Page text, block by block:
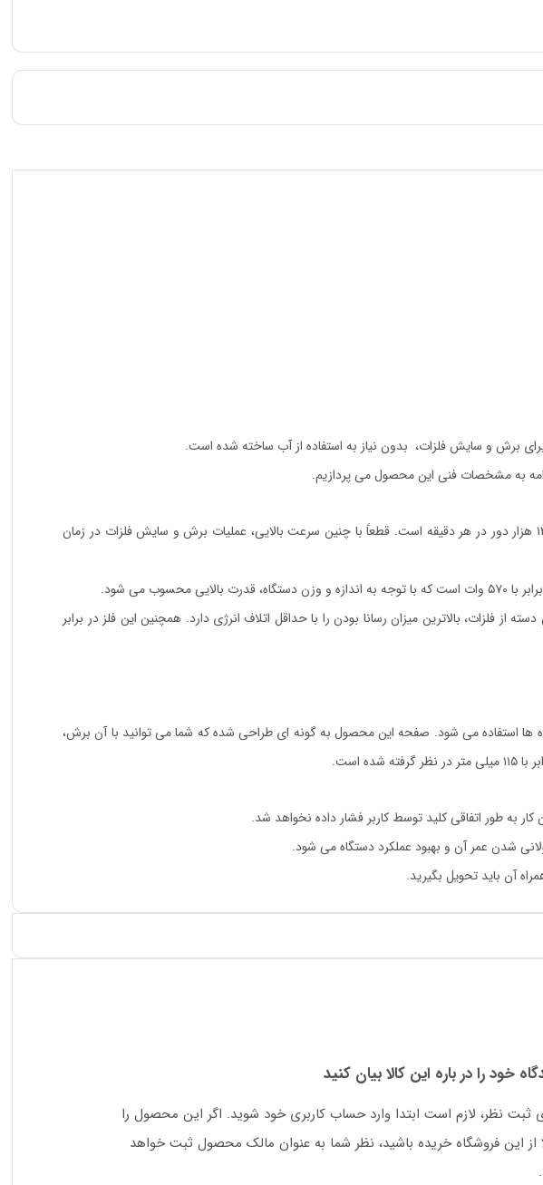
باید به آن توجه کنید، سرعت چرخش آن است. سرعت مینی فرز ۵۵۶۲ برابر ۱۳ هزار دور در هر دقیقه است. قطعاً با چنین سرعت بالایی، عملیات برش و سایش فلزات در زمان
فلزات، بالاترین میزان رسانا بودن را با حداقل اتلاف انرژی دارد. همچنین این فلز در برابر
ها استفاده می شود. صفحه این محصول به گونه ای طراحی شده که شما می توانید با آن برش،
به طور اتفاقی کلید توسط کاربر فشار داده نخواهد شد.
خود را در باره این کالا بیان کنید
ثبت نظر، لازم است ابتدا وارد حساب کاربری خود شوید. اگر این محصول را
از این فروشگاه خریده باشید، نظر شما به عنوان مالک محصول ثبت خواهد